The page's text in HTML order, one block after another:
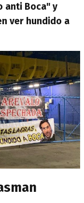
anti Boca" y
ver hundido a